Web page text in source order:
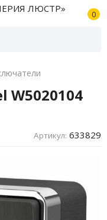
0
W5020104
Артикул: 633829